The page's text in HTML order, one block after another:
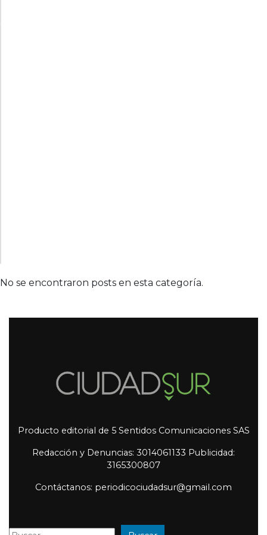
No se encontraron posts en esta categoría.
Producto editorial de 5 Sentidos Comunicaciones SAS
Redacción y Denuncias: 3014061133 Publicidad:
3165300807
Contáctanos: periodicociudadsur@gmail.com